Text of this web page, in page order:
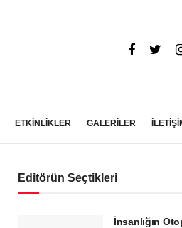
ETKİNLİKLER GALERİLER
Editörün Seçtikleri
İnsanlığın